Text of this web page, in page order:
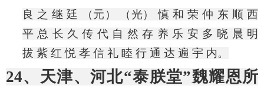
良 之 继 廷 （元） （光） 慎 和 荣 仲 东 顺 西
平 总 长 久 传 代 自 然 存 养 乐 安 多 晓 晨 明
拔 紫 红 悦 孝 信 礼 睦 行 通 达 遍 宇 内。
24、天津、河北“泰朕堂”魏耀恩所